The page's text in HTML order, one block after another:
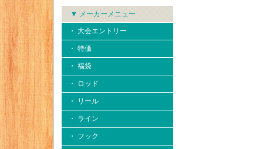
▼ メーカーメニュー
・ 大会エントリー
・ 特価
・ 福袋
・ ロッド
・ リール
・ ライン
・ フック